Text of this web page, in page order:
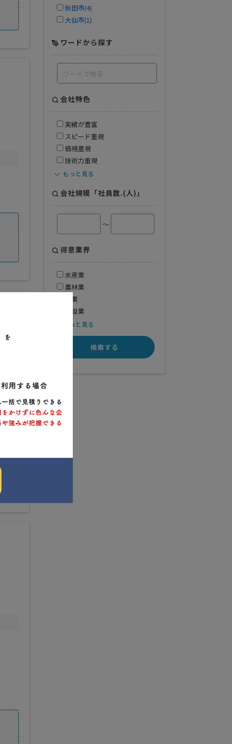
秋田市(4)
大仙市(1)
ワードから探す
会社特色
実績が豊富
スピード重視
価格重視
技術力重視
もっと見る
会社規模「社員数.(人)」
～
得意業界
水産業
農林業
鉱業
建設業
もっと見る
検索する